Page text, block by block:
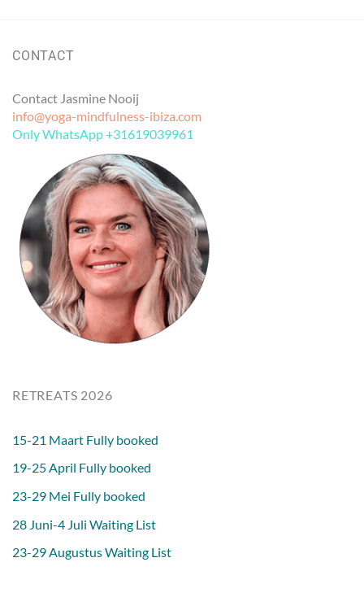
CONTACT
Contact Jasmine Nooij
info@yoga-mindfulness-ibiza.com
Only WhatsApp +31619039961
RETREATS 2026
15-21 Maart Fully booked
19-25 April Fully booked
23-29 Mei Fully booked
28 Juni-4 Juli Waiting List
23-29 Augustus Waiting List